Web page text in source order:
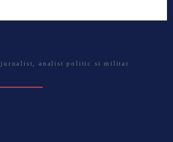
jurnalist, analist politic si militar